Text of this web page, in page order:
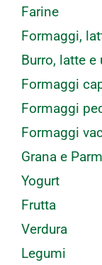
Farine
Formaggi,
Burro, latte e
Formaggi
Formaggi
Formaggi
Grana e
Yogurt
Frutta
Verdura
Legumi